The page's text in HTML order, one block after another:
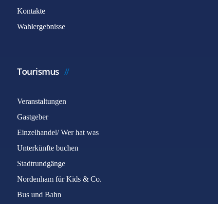
Kontakte
Wahlergebnisse
Tourismus
Veranstaltungen
Gastgeber
Einzelhandel/ Wer hat was
Unterkünfte buchen
Stadtrundgänge
Nordenham für Kids & Co.
Bus und Bahn